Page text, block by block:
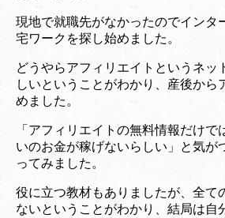
現地で就職先がなかったのでインタ
宅ワークを探し始めました。
どうやらアフィリエイトというネッ
しいということがわかり、産後から
めました。
「アフィリエイトの無料情報だけで
いのお金が稼げないらしい」と気が
ってみました。
役に立つ教材もありましたが、全て
ないということがわかり、結局は自